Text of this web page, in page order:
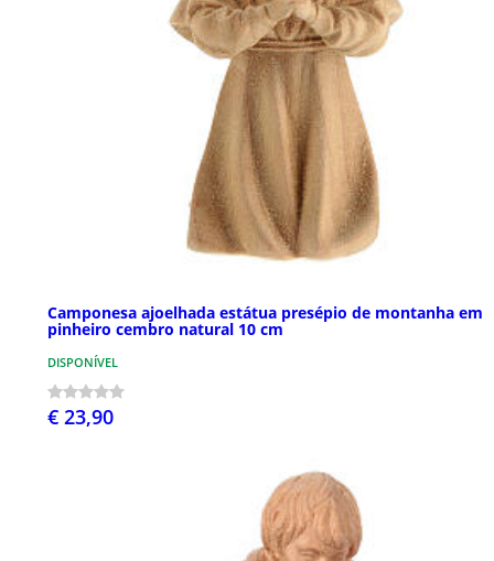
Camponesa ajoelhada estátua presépio de montanha em
pinheiro cembro natural 10 cm
DISPONÍVEL
€ 23,90